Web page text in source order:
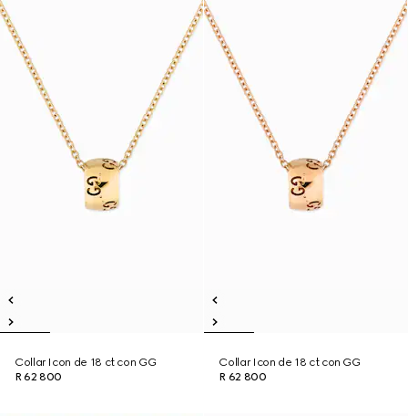
Collar Icon de 18 ct con GG
R 62 800
Collar Icon de 18 ct con GG
R 62 800